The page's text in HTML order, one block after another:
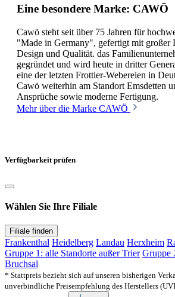
Eine besondere Marke: CAWÖ
Cawö steht seit über 75 Jahren für
"Made in Germany", gefertigt mit großer
Design und Qualität. das
gegründet und wird heute in dritter
eine der letzten Frottier-Webereien in
Cawö weiterhin am Standort Emsdetten
Ansprüche sowie moderne Fertigung.
Mehr über die Marke CAWÖ
Verfügbarkeit prüfen
Wählen Sie Ihre Filiale
Filiale finden
Frankenthal Heidelberg Landau Herxheim
Gruppe 1: alle Standorte außer Trier Gruppe
Bruchsal
* Stattpreis bezieht sich auf unseren bisherigen
unverbindliche Preisempfehlung des Herstellers